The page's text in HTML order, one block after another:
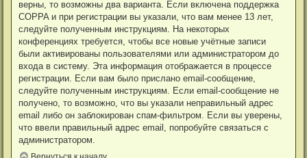
верны, то возможны два варианта. Если включена поддержка
COPPA и при регистрации вы указали, что вам менее 13 лет,
следуйте полученным инструкциям. На некоторых
конференциях требуется, чтобы все новые учётные записи
были активированы пользователями или администратором до
входа в систему. Эта информация отображается в процессе
регистрации. Если вам было прислано email-сообщение,
следуйте полученным инструкциям. Если email-сообщение не
получено, то возможно, что вы указали неправильный адрес
email либо он заблокирован спам-фильтром. Если вы уверены,
что ввели правильный адрес email, попробуйте связаться с
администратором.